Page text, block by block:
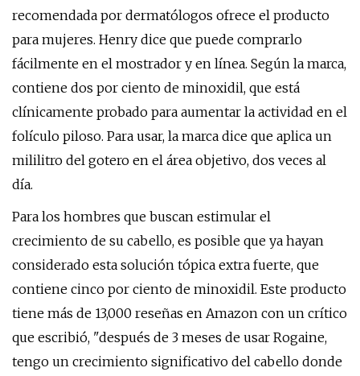
recomendada por dermatólogos ofrece el producto
para mujeres. Henry dice que puede comprarlo
fácilmente en el mostrador y en línea. Según la marca,
contiene dos por ciento de minoxidil, que está
clínicamente probado para aumentar la actividad en el
folículo piloso. Para usar, la marca dice que aplica un
mililitro del gotero en el área objetivo, dos veces al
día.
Para los hombres que buscan estimular el
crecimiento de su cabello, es posible que ya hayan
considerado esta solución tópica extra fuerte, que
contiene cinco por ciento de minoxidil. Este producto
tiene más de 13,000 reseñas en Amazon con un crítico
que escribió, "después de 3 meses de usar Rogaine,
tengo un crecimiento significativo del cabello donde